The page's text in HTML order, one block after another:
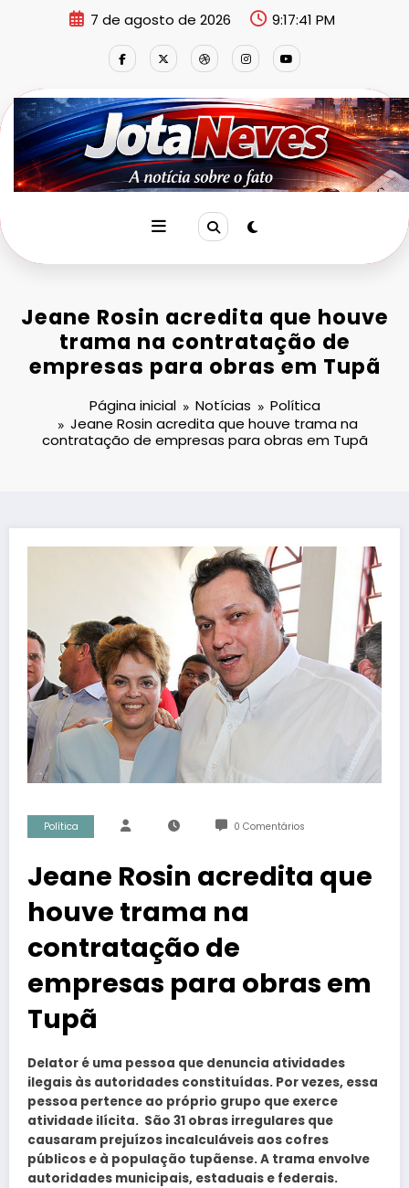
7 de agosto de 2026 9:17:43 PM
Jeane Rosin acredita que houve
trama na contratação de
empresas para obras em Tupã
Página inicial Notícias
Política
Jeane Rosin acredita que houve trama na
contratação de empresas para obras em Tupã
Política 0 Comentários
Jeane Rosin acredita que
houve trama na
contratação de
empresas para obras em
Tupã
Delator é uma pessoa que denuncia atividades
ilegais às autoridades constituídas. Por vezes, essa
pessoa pertence ao próprio grupo que exerce
atividade ilícita. São 31 obras irregulares que
causaram prejuízos incalculáveis aos cofres
públicos e à população tupãense. A trama envolve
autoridades municipais, estaduais e federais.